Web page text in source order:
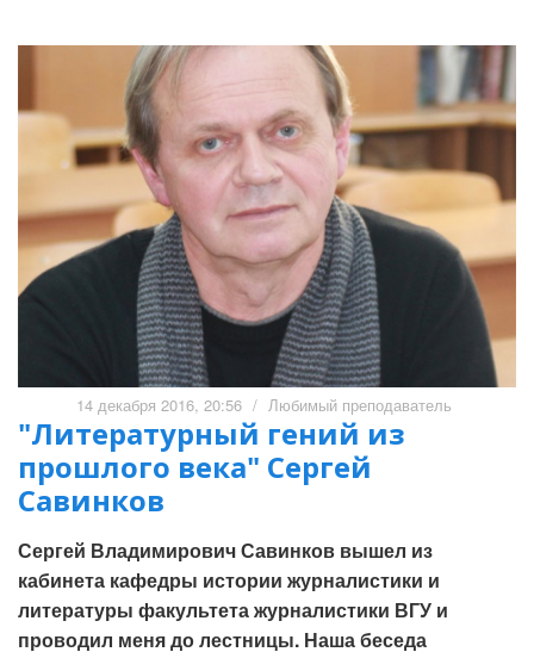
14 декабря 2016, 20:56 / Любимый преподаватель
"Литературный гений из
прошлого века" Сергей
Савинков
Сергей Владимирович Савинков вышел из
кабинета кафедры истории журналистики и
литературы факультета журналистики ВГУ и
проводил меня до лестницы. Наша беседа